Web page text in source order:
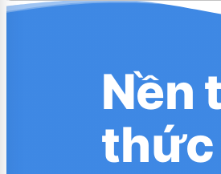
Nền
thức